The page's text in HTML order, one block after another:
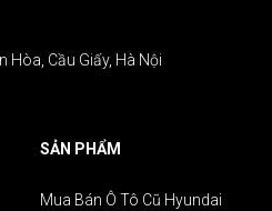
Hòa, Cầu Giấy, Hà Nội
SẢN PHẨM
Mua Bán Ô Tô Cũ Hyundai